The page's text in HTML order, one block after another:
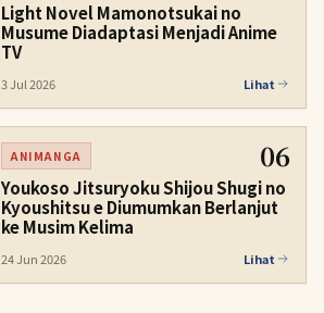
Light Novel Mamonotsukai no
Musume Diadaptasi Menjadi Anime
TV
3 Jul 2026 Lihat
ANIMANGA 06
Youkoso Jitsuryoku Shijou Shugi no
Kyoushitsu e Diumumkan Berlanjut
ke Musim Kelima
24 Jun 2026 Lihat